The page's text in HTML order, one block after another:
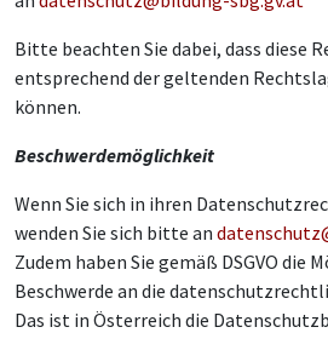
Bitte beachten Sie dabei, dass diese
entsprechend der geltenden
können.
Beschwerdemöglichkeit
Wenn Sie sich in ihren
wenden Sie sich bitte an
Zudem haben Sie gemäß DSGVO die
Beschwerde an die
Das ist in Österreich die